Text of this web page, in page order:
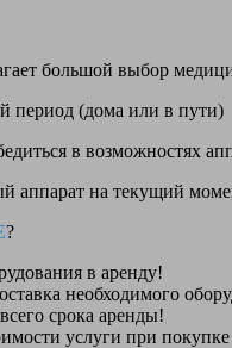
большой выбор
период (дома или в пути)
в возможностях
аппарат на текущий
?
в аренду!
необходимого
срока аренды!
услуги при покупке